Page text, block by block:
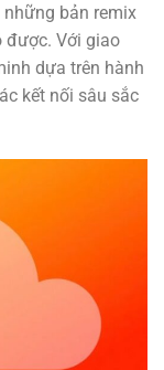
bản remix
được. Với giao
dựa trên hành
kết nối sâu sắc